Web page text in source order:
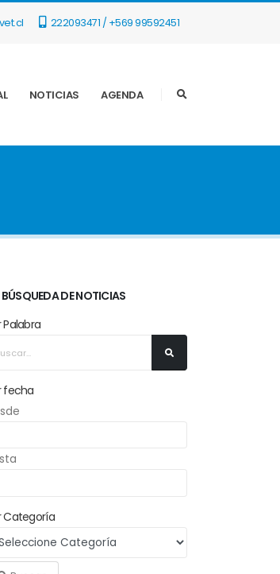
222093471 / +569 99592451
NOTICIAS AGENDA
BÚSQUEDA DE NOTICIAS
Palabra
fecha
Categoría